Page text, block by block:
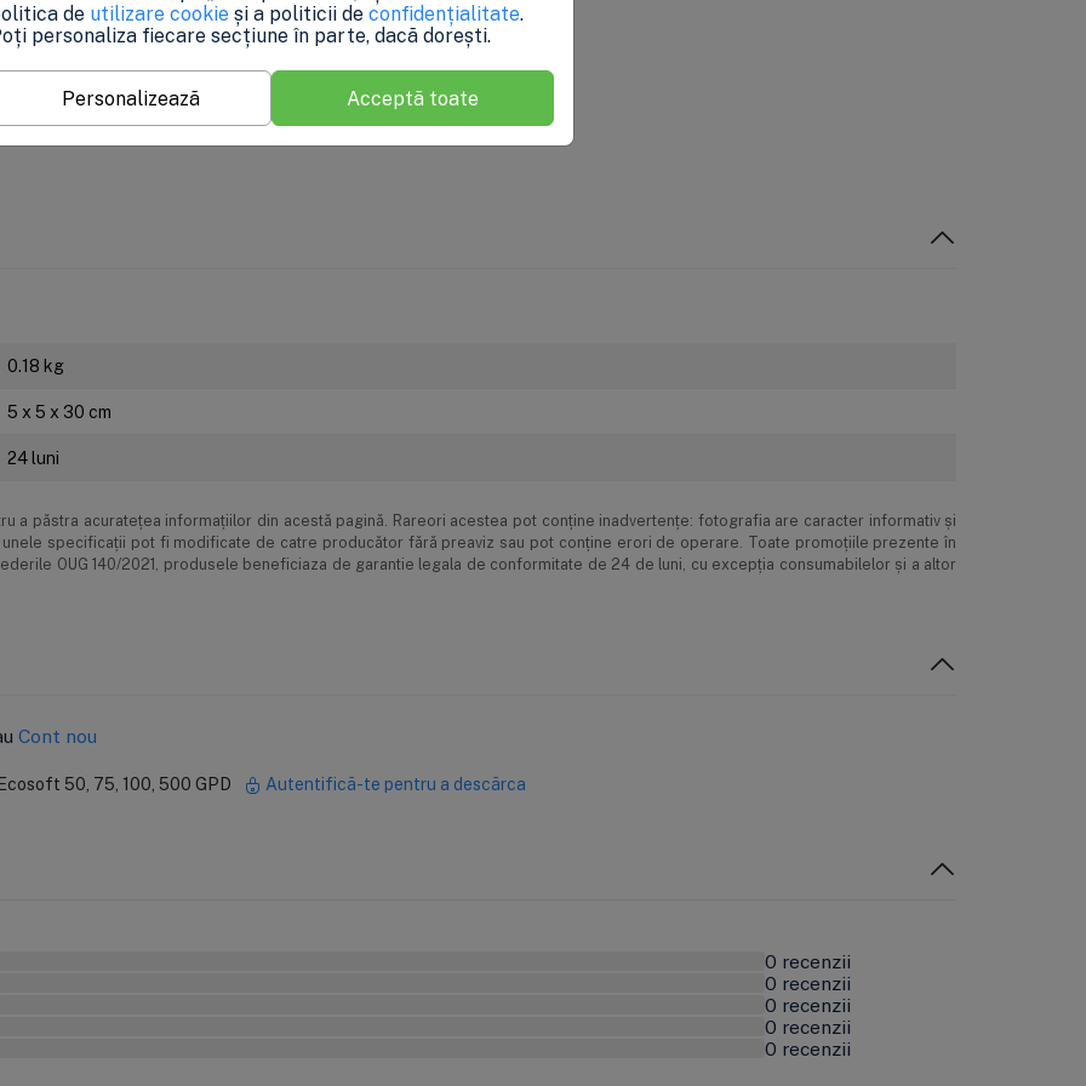
0.18 kg
5 x 5 x 30 cm
24 luni
a păstra acurateţea informaţiilor din acestă pagină. Rareori acestea pot conţine inadvertenţe: fotografia are caracter informativ şi
specificaţii pot fi modificate de catre producător fără preaviz sau pot conţine erori de operare. Toate promoţiile prezente în
OUG 140/2021, produsele beneficiaza de garantie legala de conformitate de 24 de luni, cu excepția consumabilelor și a altor
Cont nou
50, 75, 100, 500 GPD Autentifică-te pentru a descărca
0 recenzii
0 recenzii
0 recenzii
0 recenzii
0 recenzii
de utilizare cookie și a politicii de confidențialitate.
personaliza fiecare secțiune în parte, dacă dorești.
Personalizează Acceptă toate